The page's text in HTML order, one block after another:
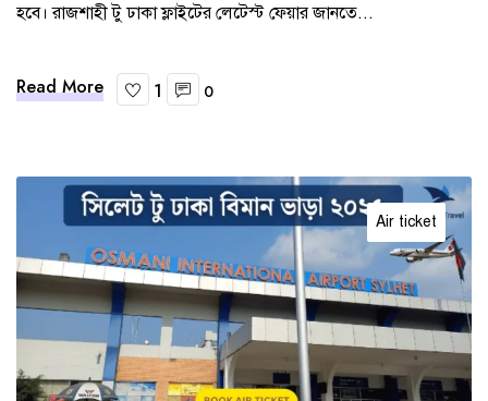
হবে। রাজশাহী টু ঢাকা ফ্লাইটের লেটেস্ট ফেয়ার জানতে...
Read More 1 0
Air ticket